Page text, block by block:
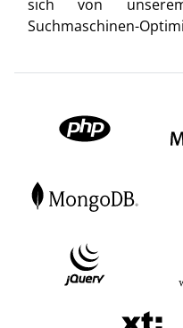
sich von
Suchmaschinen-